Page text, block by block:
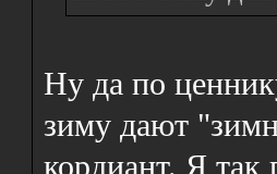
Ну да по
зиму дают
кордиант. Я